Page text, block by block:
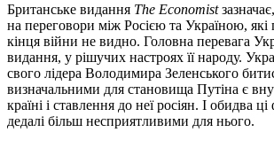
Британське видання The Economist
на переговори між Росією та Україною,
кінця війни не видно. Головна перевага
видання, у рішучих настроях її народу.
свого лідера Володимира Зеленського
визначальними для становища Путіна є
країні і ставлення до неї росіян. І обидва
дедалі більш несприятливими для нього.